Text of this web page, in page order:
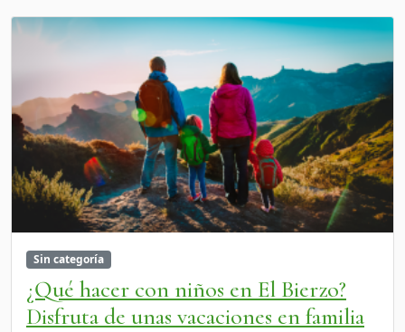
Sin categoría
¿Qué hacer con niños en El Bierzo?
Disfruta de unas vacaciones en familia